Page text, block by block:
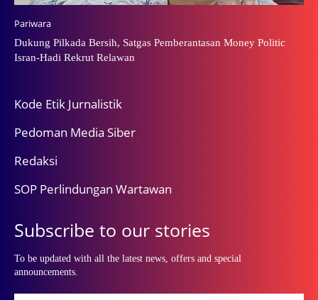
Pariwara
Dukung Pilkada Bersih, Satgas Pemberantasan Money Politic
Isran-Hadi Rekrut Relawan
Kode Etik Jurnalistik
Pedoman Media Siber
Redaksi
SOP Perlindungan Wartawan
Subscribe to our stories
To be updated with all the latest news, offers and special
announcements.